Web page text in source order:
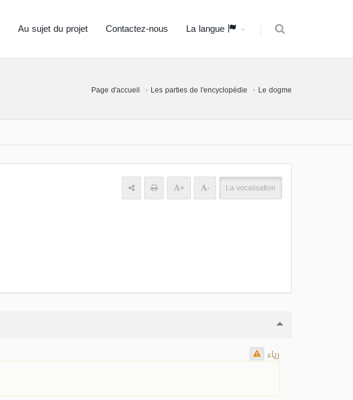
Au sujet du projet Contactez-nous La langue
Page d'accueil Les parties de l'encyclopédie Le dogme
+ - La vocalisation
رياء